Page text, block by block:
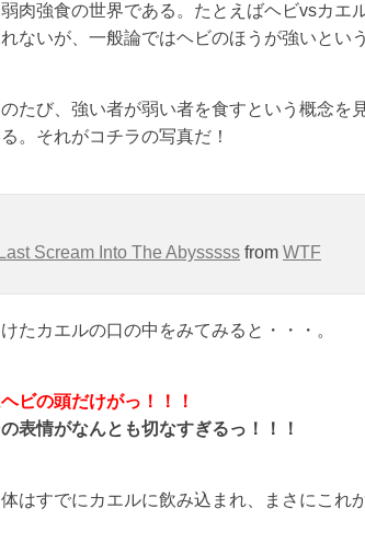
肉強食の世界である。たとえばヘビvsカエ
ないが、一般論ではヘビのほうが強いとい
たび、強い者が弱い者を食すという概念
。それがコチラの写真だ！
Scream Into The Abysssss from WTF
たカエルの口の中をみてみると・・・。
ビの頭だけがっ！！！
表情がなんとも切なすぎるっ！！！
はすでにカエルに飲み込まれ、まさにこれ